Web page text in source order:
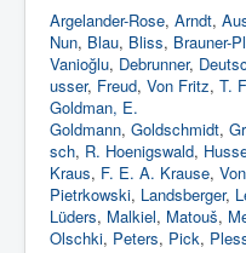
Argelander-Rose, Arndt,
Nun, Blau, Bliss, Brauner-
Vanioğlu, Debrunner,
usser, Freud, Von Fritz, T.
Goldman, E.
Goldmann, Goldschmidt,
sch, R. Hoenigswald,
Kraus, F. E. A. Krause,
Pietrkowski, Landsberger,
Lüders, Malkiel, Matouš,
Olschki, Peters, Pick,